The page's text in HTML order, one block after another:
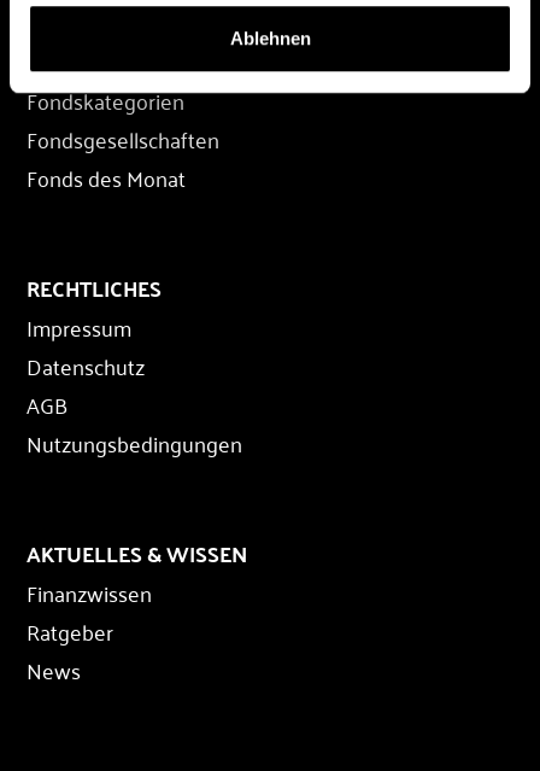
Ablehnen
FONDS
Fondssuche
Fondskategorien
Fondsgesellschaften
Fonds des Monat
RECHTLICHES
Impressum
Datenschutz
AGB
Nutzungsbedingungen
AKTUELLES & WISSEN
Finanzwissen
Ratgeber
News